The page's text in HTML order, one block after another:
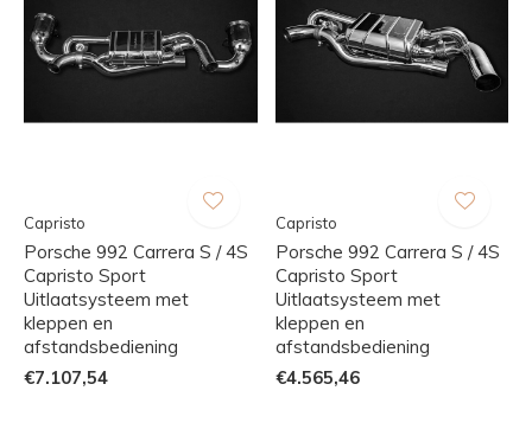
Capristo
Porsche 992 Carrera S / 4S
Capristo Sport
Uitlaatsysteem met
kleppen en
afstandsbediening
€7.107,54
Capristo
Porsche 992 Carrera S / 4S
Capristo Sport
Uitlaatsysteem met
kleppen en
afstandsbediening
€4.565,46